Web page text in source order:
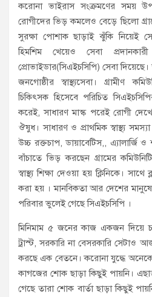
করোনা ভাইরাস সংক্রমণের সময়
রোগীদের ভিড় কমলেও বেড়ে ছিলো
সুরক্ষা পোশাক ছাড়াই ঝুঁকি নিয়েই
হিমশিম খেয়েও সেবা
প্রোভাইডার(সিএইচসিপি) সেবা দিয়েছে।
জনগোষ্ঠীর স্বাস্থ্যসেবা। গ্রামীণ
চিকিৎসক হিসেবে পরিচিত
করেই, সাধারণ মাস্ক পরেই রোগী
ঔষুধ। সাধারণ ও প্রাথমিক স্বাস্থ্য
উচ্চ রক্তচাপ, ডায়াবেটিস,, এ্যালার্জি
বাঁচাতে ভিড় করছেন গ্রামের
স্বাস্থ্য শিক্ষা দেওয়া হয় ক্লিনিকে।
করা হয় । মানবিকতা আর দেশের
পরিবার ভুলেই গেছে সিএইচসিপি ।
মিনিমাম ৫ জনের কাজ একজন দিয়ে
ট্রাস্ট, সরকারি না বেসরকারি সেটাও
করছে এক বেতনে। করোনা যুদ্ধে
কাগজের শোক ছাড়া কিছুই পায়নি।
গেছে তারা শোক বার্তা ছাড়া কিছুই